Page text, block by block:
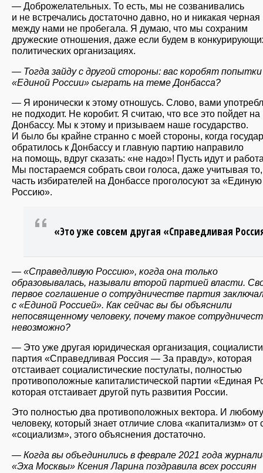
— Доброжелательных. То есть, мы не созванивались
и не встречались достаточно давно, но и никакая
между нами не пробегала. Я думаю, что мы сохраним
дружеские отношения, даже если будем в
политических организациях.
— Тогда зайду с другой стороны: вас коробят попытки
«Единой России» сыграть на теме Донбасса?
— Я иронически к этому отношусь. Слово, вами
не подходит. Не коробит. Я считаю, что все это пойдет на
Донбассу. Мы к этому и призываем наше государство.
И было бы крайне странно с моей стороны, когда
обратилось к Донбассу и главную партию направило
на помощь, вдруг сказать: «не надо»! Пусть идут и
Мы постараемся собрать свои голоса, даже учитывая то,
часть избирателей на Донбассе проголосуют за «Единую
Россию».
«Это уже совсем другая «Справедливая
— «Справедливую Россию», когда она только
образовывалась, называли второй партией власти.
первое соглашение о сотрудничестве партия
с «Единой Россией». Как сейчас вы бы объяснили
непосвященному человеку, почему такое
невозможно?
— Это уже другая юридическая организация,
партия «Справедливая Россия — За правду», которая
отстаивает социалистические постулаты, полностью
противоположные капиталистической партии «Единая
которая отстаивает другой путь развития России.
Это полностью два противоположных вектора. И любому
человеку, который знает отличие слова «капитализм» от
«социализм», этого объяснения достаточно.
— Когда вы объединились в феврале 2021 года
«Эха Москвы» Ксения Ларина поздравила всех россиян